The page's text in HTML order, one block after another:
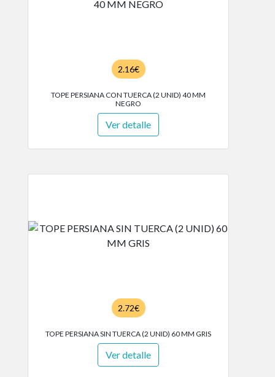
2.16€
TOPE PERSIANA CON TUERCA (2 UNID) 40 MM
NEGRO
Ver detalle
2.72€
TOPE PERSIANA SIN TUERCA (2 UNID) 60 MM GRIS
Ver detalle